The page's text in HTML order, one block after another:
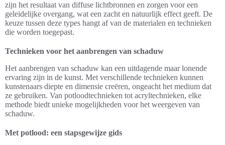
zijn het resultaat van diffuse lichtbronnen en zorgen voor een
geleidelijke overgang, wat een zacht en natuurlijk effect geeft. De
keuze tussen deze types hangt af van de materialen en technieken
die worden toegepast.
Technieken voor het aanbrengen van schaduw
Het aanbrengen van schaduw kan een uitdagende maar lonende
ervaring zijn in de kunst. Met verschillende technieken kunnen
kunstenaars diepte en dimensie creëren, ongeacht het medium dat
ze gebruiken. Van potloodtechnieken tot acryltechnieken, elke
methode biedt unieke mogelijkheden voor het weergeven van
schaduw.
Met potlood: een stapsgewijze gids